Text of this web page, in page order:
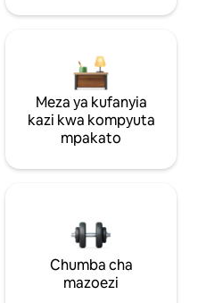
Meza ya kufanyia
kazi kwa kompyuta
mpakato
Chumba cha
mazoezi